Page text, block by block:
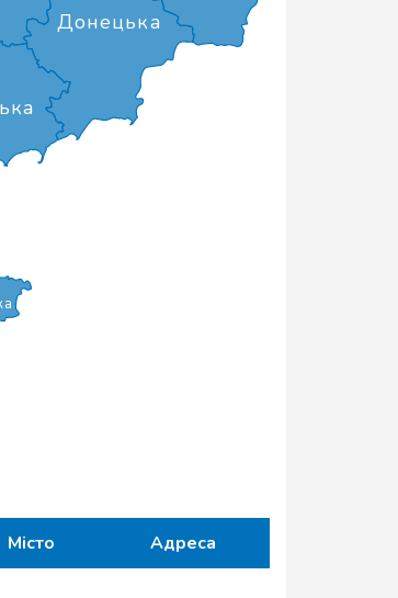
Донецька
Місто Адреса